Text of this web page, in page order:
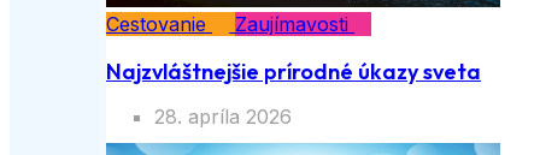
Cestovanie Zaujímavosti
Najzvláštnejšie prírodné úkazy sveta
28. apríla 2026